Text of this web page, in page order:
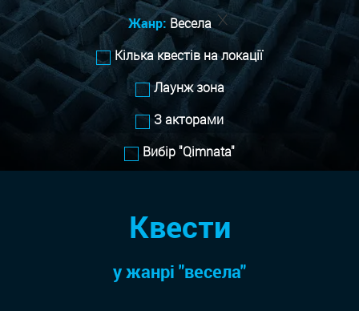
Жанр: Весела
Кілька квестів на локації
Лаунж зона
З акторами
Вибір "Qimnata"
Квести
у жанрi "весела"